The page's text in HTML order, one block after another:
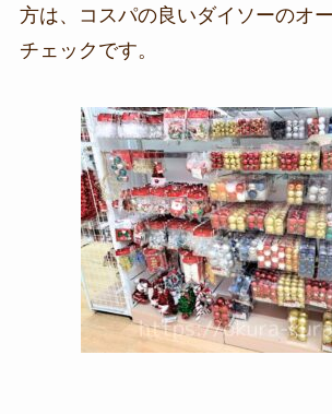
方は、コスパの良いダイソーのオ
チェックです。